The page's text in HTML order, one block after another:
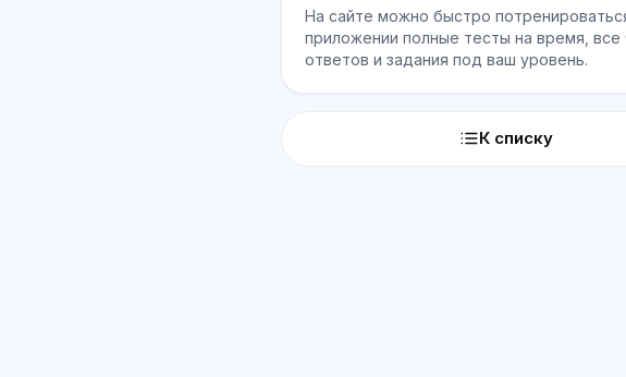
На сайте можно быстро
приложении полные тесты на время,
ответов и задания под ваш уровень.
К списку